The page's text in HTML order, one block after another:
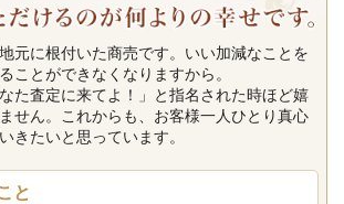
元に根付いた商売です。いい加減なことを
ことができなくなりますから。
た査定に来てよ！」と指名された時ほど嬉
せん。これからも、お客様一人ひとり真心
きたいと思っています。
と